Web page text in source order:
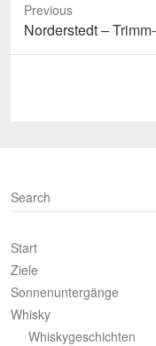
Previous
Previous
post:
Norderstedt –
S
e
r
c
h
Start
Ziele
Sonnenuntergänge
Whisky
Whiskygeschichten